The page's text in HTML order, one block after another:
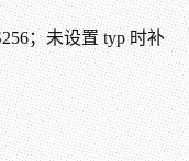
；未设置 typ 时补